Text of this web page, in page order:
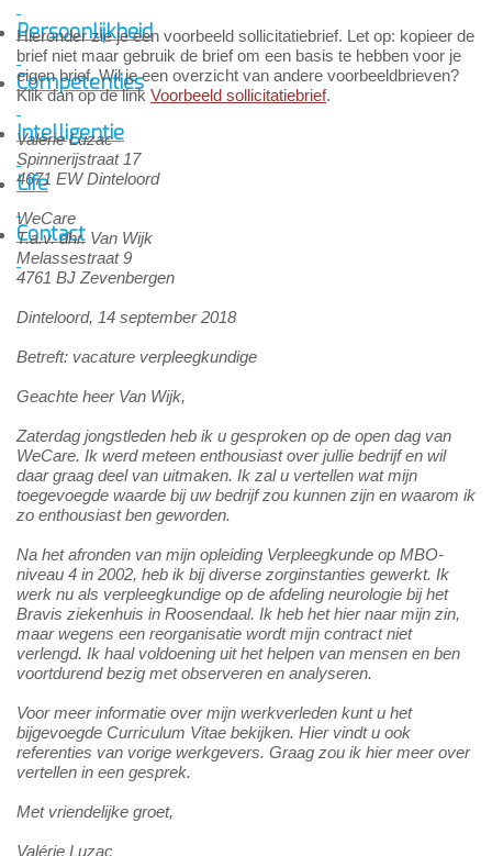
Persoonlijkheid
Competenties
Intelligentie
Life
Contact
Hieronder zie je een voorbeeld sollicitatiebrief. Let op: kopieer de
brief niet maar gebruik de brief om een basis te hebben voor je
eigen brief. Wil je een overzicht van andere voorbeeldbrieven?
Klik dan op de link Voorbeeld sollicitatiebrief.
Valérie Luzac
Spinnerijstraat 17
4671 EW Dinteloord
WeCare
T.a.v. dhr. Van Wijk
Melassestraat 9
4761 BJ Zevenbergen
Dinteloord, 14 september 2018
Betreft: vacature verpleegkundige
Geachte heer Van Wijk,
Zaterdag jongstleden heb ik u gesproken op de open dag van
WeCare. Ik werd meteen enthousiast over jullie bedrijf en wil
daar graag deel van uitmaken. Ik zal u vertellen wat mijn
toegevoegde waarde bij uw bedrijf zou kunnen zijn en waarom ik
zo enthousiast ben geworden.
Na het afronden van mijn opleiding Verpleegkunde op MBO-
niveau 4 in 2002, heb ik bij diverse zorginstanties gewerkt. Ik
werk nu als verpleegkundige op de afdeling neurologie bij het
Bravis ziekenhuis in Roosendaal. Ik heb het hier naar mijn zin,
maar wegens een reorganisatie wordt mijn contract niet
verlengd. Ik haal voldoening uit het helpen van mensen en ben
voortdurend bezig met observeren en analyseren.
Voor meer informatie over mijn werkverleden kunt u het
bijgevoegde Curriculum Vitae bekijken. Hier vindt u ook
referenties van vorige werkgevers. Graag zou ik hier meer over
vertellen in een gesprek.
Met vriendelijke groet,
Valérie Luzac